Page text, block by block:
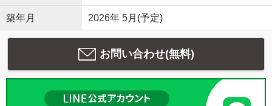
築年月 2026年 5月(予定)
お問い合わせ(無料)